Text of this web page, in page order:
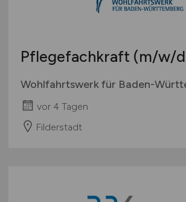
Pflegefachkraft (m/w/
Wohlfahrtswerk für Baden-
vor 4 Tagen
Filderstadt